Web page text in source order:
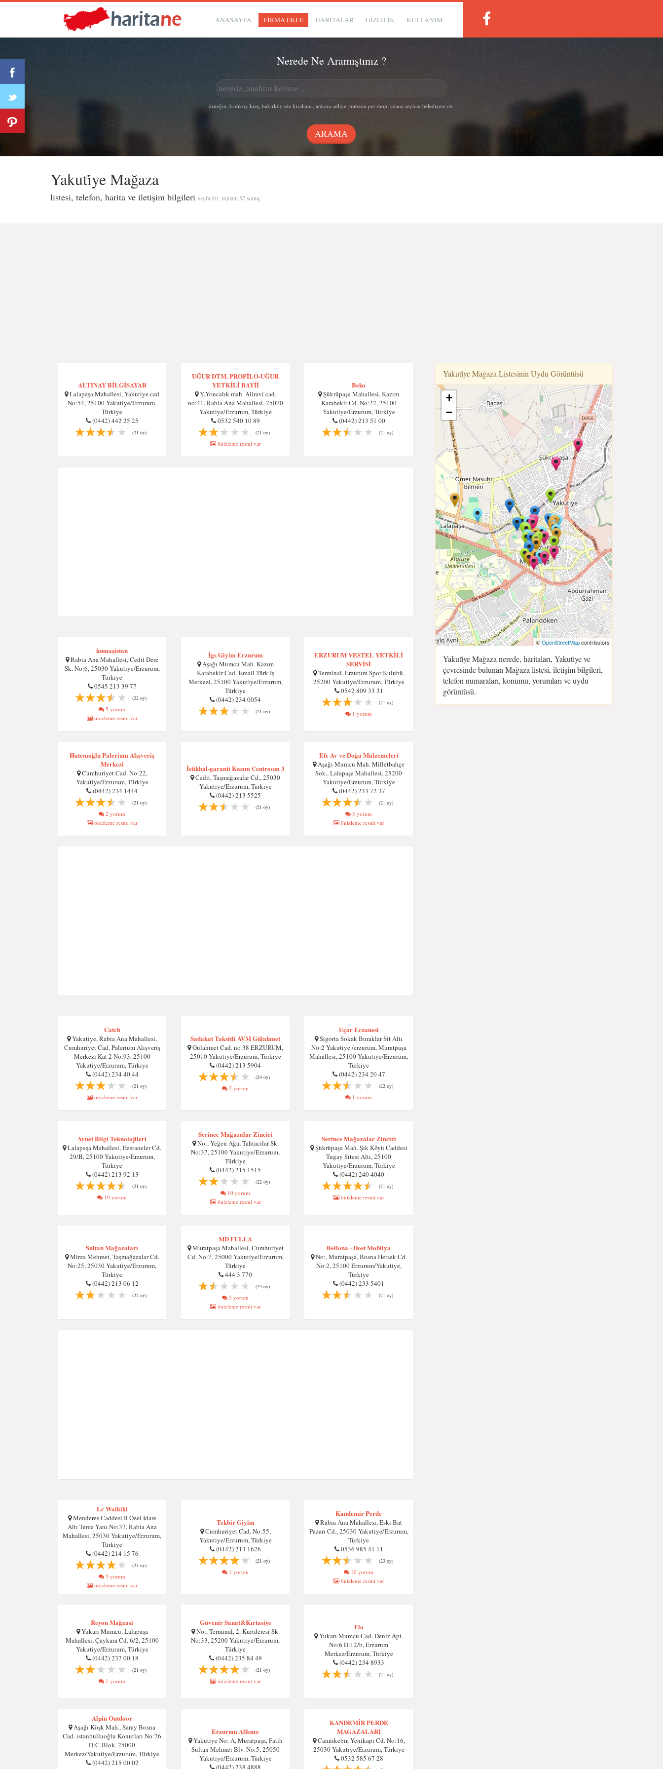
ANASAYFA FİRMA EKLE HARİTALAR GIZLILIK KULLANIM
Nerede Ne Aramıştınız ?
örneğin; kadıköy kreş, bakırköy oto kiralama, ankara adliye, trabzon pet shop, adana seyhan belediyesi vb.
Yakuti̇ye Mağaza
listesi, telefon, harita ve iletişim bilgileri sayfa 0/1, toplam 57 sonuç
ALTINAY BİLGİSAYAR
Lalapaşa Mahallesi, Yakutiye cad
No:54, 25100 Yakutiye/Erzurum,
Türkiye
(0442) 442 25 25
(21 oy)
UĞUR DTM. PROFİLO-UĞUR
YETKİLİ BAYİİ
Y.Yoncalık mah. Aliravi cad.
no:41, Rabia Ana Mahallesi, 25070
Yakutiye/Erzurum, Türkiye
0532 540 10 89
(21 oy)
önizleme resmi var
Beko
Şükrüpaşa Mahallesi, Kazım
Karabekir Cd. No:22, 25100
Yakutiye/Erzurum, Türkiye
(0442) 213 51 00
(21 oy)
kumaşistan
Rabia Ana Mahallesi, Cedit Dere
Sk. No:6, 25030 Yakutiye/Erzurum,
Türkiye
0545 213 39 77
(22 oy)
5 yorum
önizleme resmi var
İgs Giyim Erzurum
Aşağı Mumcu Mah. Kazım
Karabekir Cad. İsmail Türk İş
Merkezi, 25100 Yakutiye/Erzurum,
Türkiye
(0442) 234 0054
(21 oy)
ERZURUM VESTEL YETKİLİ
SERVİSİ
Terminal, Erzurum Spor Kulubü,
25200 Yakutiye/Erzurum, Türkiye
0542 809 33 31
(21 oy)
1 yorum
Hatemoğlu Palerium Alışveriş
Merkezi
Cumhuriyet Cad. No:22,
Yakutiye/Erzurum, Türkiye
(0442) 234 1444
(21 oy)
2 yorum
önizleme resmi var
İstikbal-garanti Kasım Centroom 3
Cedit, Taşmağazalar Cd., 25030
Yakutiye/Erzurum, Türkiye
(0442) 213 5525
(21 oy)
Efe Av ve Doğa Malzemeleri
Aşağı Mumcu Mah. Milletbahçe
Sok., Lalapaşa Mahallesi, 25200
Yakutiye/Erzurum, Türkiye
(0442) 233 72 37
(21 oy)
5 yorum
önizleme resmi var
Catch
Yakutiye, Rabia Ana Mahallesi,
Cumhuriyet Cad. Palerium Alışveriş
Merkezi Kat 2 No:93, 25100
Yakutiye/Erzurum, Türkiye
(0442) 234 40 44
(21 oy)
önizleme resmi var
Sadakat Taksitli AVM Gülahmet
Gülahmet Cad. no 38 ERZURUM,
25010 Yakutiye/Erzurum, Türkiye
(0442) 213 5904
(24 oy)
2 yorum
Uçar Eczanesi
Sigorta Sokak Buraklar Sit Altı
No:2 Yakutiye /erzurum, Muratpaşa
Mahallesi, 25100 Yakutiye/Erzurum,
Türkiye
(0442) 234 20 47
(22 oy)
1 yorum
Aynet Bilgi Teknolojileri
Lalapaşa Mahallesi, Hastaneler Cd.
29/B, 25100 Yakutiye/Erzurum,
Türkiye
(0442) 213 92 13
(21 oy)
10 yorum
Serince Mağazalar Zinciri
No:, Yeğen Ağa, Tahtacılar Sk.
No:37, 25100 Yakutiye/Erzurum,
Türkiye
(0442) 215 1515
(22 oy)
10 yorum
önizleme resmi var
Serince Mağazalar Zinciri
Şükrüpaşa Mah. Şık Köyü Caddesi
Tugay Sitesi Altı, 25100
Yakutiye/Erzurum, Türkiye
(0442) 240 4040
(21 oy)
önizleme resmi var
Sultan Mağazaları
Mirza Mehmet, Taşmağazalar Cd.
No:25, 25030 Yakutiye/Erzurum,
Türkiye
(0442) 213 06 12
(22 oy)
MD FULLA
Muratpaşa Mahallesi, Cumhuriyet
Cd. No:7, 25000 Yakutiye/Erzurum,
Türkiye
444 3 770
(23 oy)
5 yorum
önizleme resmi var
Bellona - Dost Mobilya
No:, Muratpaşa, Bosna Hersek Cd.
No:2, 25100 Erzurum/Yakutiye,
Türkiye
(0442) 233 5401
(21 oy)
Lc Waikiki
Menderes Caddesi İl Özel İdare
Altı Tema Yanı No:37, Rabia Ana
Mahallesi, 25030 Yakutiye/Erzurum,
Türkiye
(0442) 214 15 76
(23 oy)
5 yorum
önizleme resmi var
Tekbir Giyim
Cumhuriyet Cad. No:55,
Yakutiye/Erzurum, Türkiye
(0442) 213 1626
(21 oy)
1 yorum
Kandemir Perde
Rabia Ana Mahallesi, Eski Bat
Pazarı Cd., 25030 Yakutiye/Erzurum,
Türkiye
0536 985 41 11
(23 oy)
10 yorum
önizleme resmi var
Reyon Mağzasi
Yukarı Mumcu, Lalapaşa
Mahallesi, Çaykara Cd. 6/2, 25100
Yakutiye/Erzurum, Türkiye
(0442) 237 00 18
(21 oy)
1 yorum
Güvenir Sanat&Kırtasiye
No:, Terminal, 2. Kurtderesi Sk.
No:33, 25200 Yakutiye/Erzurum,
Türkiye
(0442) 235 84 49
(21 oy)
önizleme resmi var
Flo
Yukarı Mumcu Cad. Deniz Apt.
No:6 D:12/b, Erzurum
Merkez/Erzurum, Türkiye
(0442) 234 8933
(21 oy)
Alpin Outdoor
Aşağı Köşk Mah., Saray Bosna
Cad. istanbulluoğlu Konutları No:76
D:C-Blok, 25000
Merkez/Yakutiye/Erzurum, Türkiye
(0442) 215 00 02
Erzurum Alfemo
Yakutiye No: A, Muratpaşa, Fatih
Sultan Mehmet Blv. No:5, 25050
Yakutiye/Erzurum, Türkiye
(0442) 238 4888
KANDEMİR PERDE
MAGAZALARI
Camiikebir, Yenikapı Cd. No:16,
25030 Yakutiye/Erzurum, Türkiye
0532 585 67 28
Yakuti̇ye Mağaza Listesinin Uydu Görüntüsü
+
−
©OpenStreetMapcontributors
Yakuti̇ye Mağaza nerede, haritaları, Yakuti̇ye ve
çevresinde bulunan Mağaza listesi, iletişim bilgileri,
telefon numaraları, konumu, yorumları ve uydu
görüntüsü.